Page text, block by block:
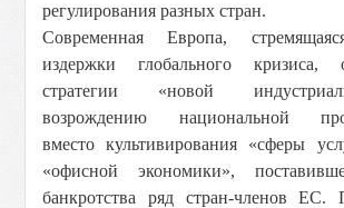
регулирования разных стран.
Современная Европа,
издержки глобального кризиса,
стратегии «новой
возрождению национальной
вместо культивирования «сферы
«офисной экономики»,
банкротства ряд стран-членов ЕС.